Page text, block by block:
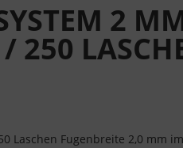
2
250
Laschen Fugenbreite 2,0 mm